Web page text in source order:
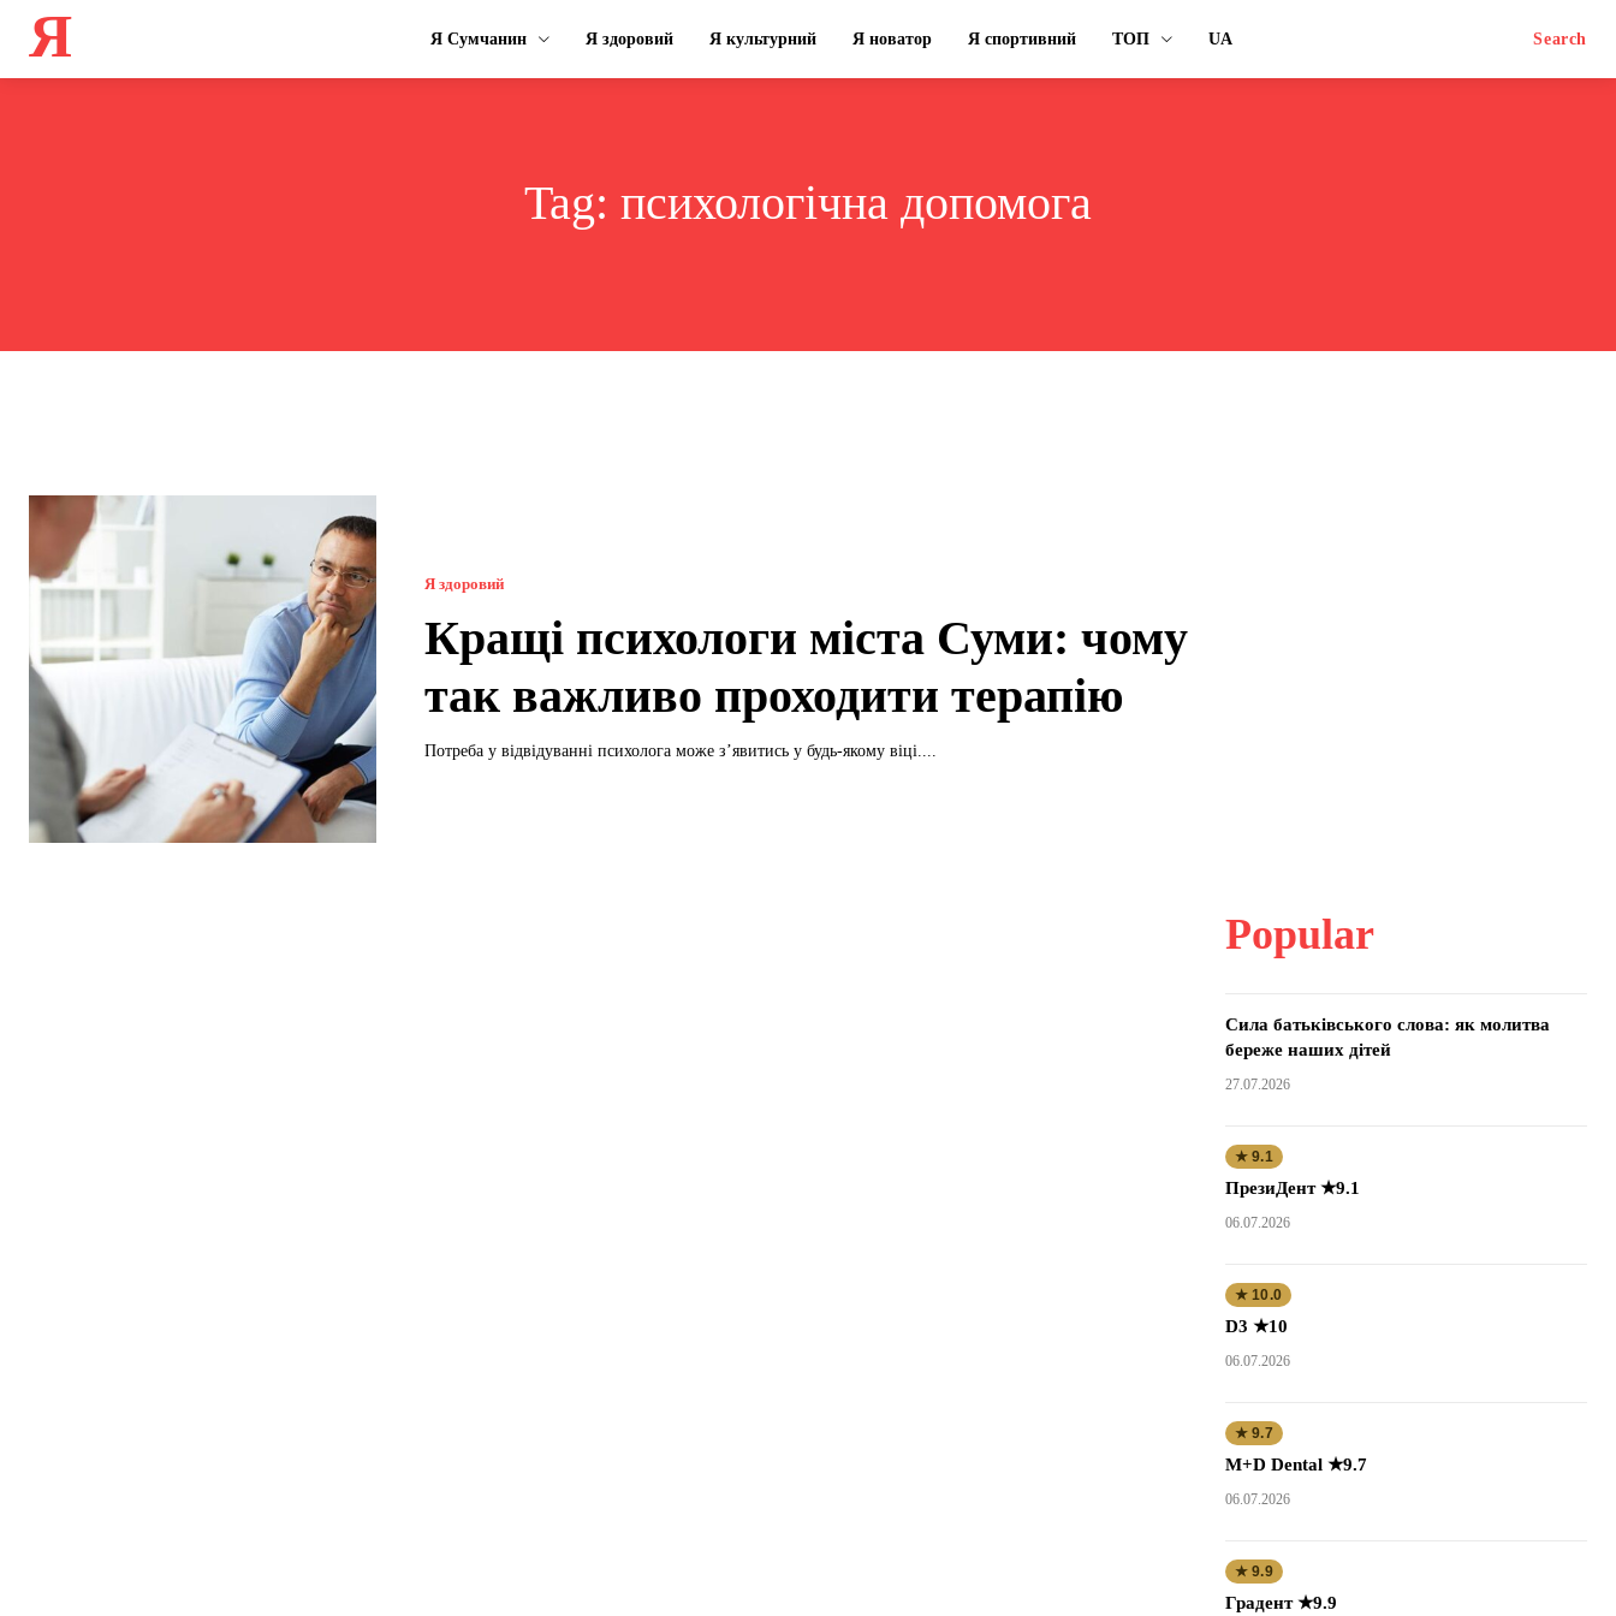
Я Я Сумчанин Я здоровий Я культурний Я новатор Я спортивний ТОП UA Search
Tag: психологічна допомога
Я здоровий
Кращі психологи міста Суми: чому
так важливо проходити терапію
Потреба у відвідуванні психолога може з’явитись у будь-якому віці....
Popular
Сила батьківського слова: як молитва
береже наших дітей
27.07.2026
★ 9.1
ПрезиДент ★9.1
06.07.2026
★ 10.0
D3 ★10
06.07.2026
★ 9.7
M+D Dental ★9.7
06.07.2026
★ 9.9
Градент ★9.9